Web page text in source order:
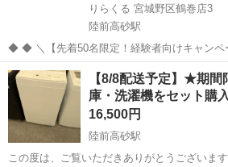
りらくる 宮城野区鶴巻店3
陸前高砂駅
◆ ◆ ＼【先着50名限定！経験者向けキャンペーン実施中／ リラクゼ
ーション経験者限定！ 2026年7月1日以降にご
回以上入店された先着50名の方へ、20,000円
東京都・...
宮城 仙台市 陸前高砂駅 セラピス
【8/8配送予定】★期
庫・洗濯機をセット購
16,500円
陸前高砂駅
この度は、ご覧いただきありがとうございます。